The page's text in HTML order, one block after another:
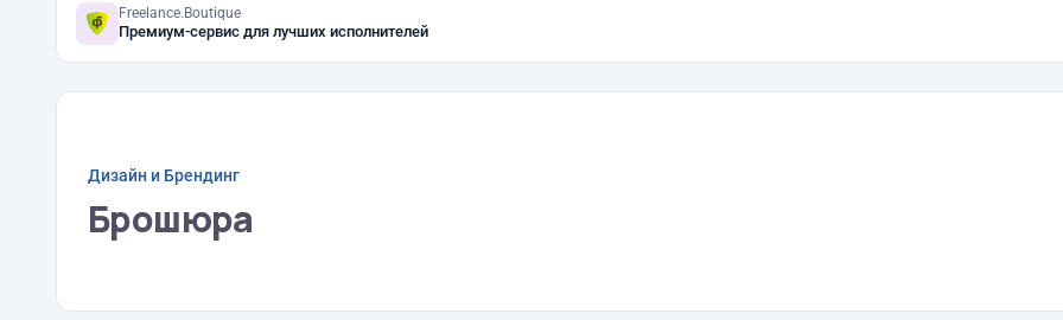
Freelance.Boutique
Премиум-сервис для лучших исполнителей
Дизайн и Брендинг
Брошюра